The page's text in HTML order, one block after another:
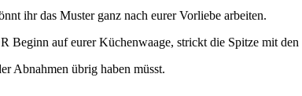
ihr das Muster ganz nach eurer Vorliebe arbeiten.
Beginn auf eurer Küchenwaage, strickt die Spitze mit
Abnahmen übrig haben müsst.